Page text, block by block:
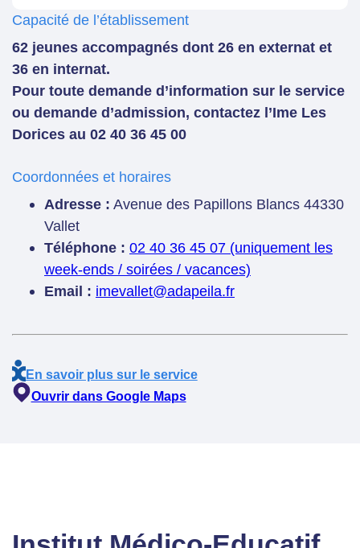
Capacité de l’établissement
62 jeunes accompagnés dont 26 en externat et
36 en internat.
Pour toute demande d’information sur le service
ou demande d’admission, contactez l’Ime Les
Dorices au 02 40 36 45 00
Coordonnées et horaires
Adresse : Avenue des Papillons Blancs 44330
Vallet
Téléphone : 02 40 36 45 07 (uniquement les
week-ends / soirées / vacances)
Email : imevallet@adapeila.fr
En savoir plus sur le service
Ouvrir dans Google Maps